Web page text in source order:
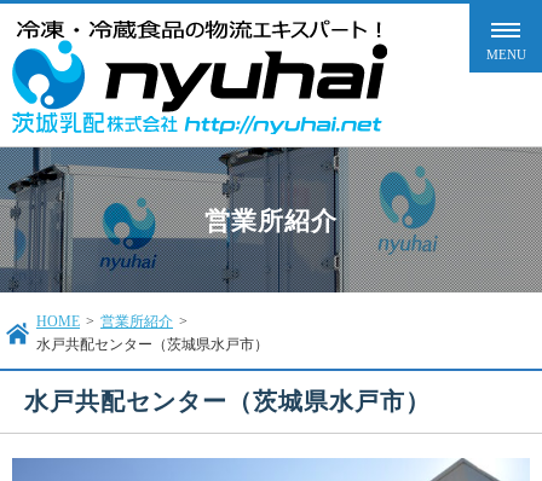
営業所紹介
HOME > 営業所紹介 >
水戸共配センター（茨城県水戸市）
水戸共配センター（茨城県水戸市）